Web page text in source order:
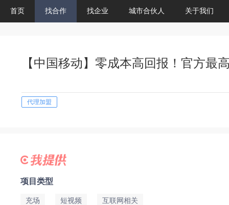
首页 找合作 找企业 城市合伙人 关于我们
【中国移动】零成本高回报！官方最
代理加盟
项目类型
充场 短视频 互联网相关